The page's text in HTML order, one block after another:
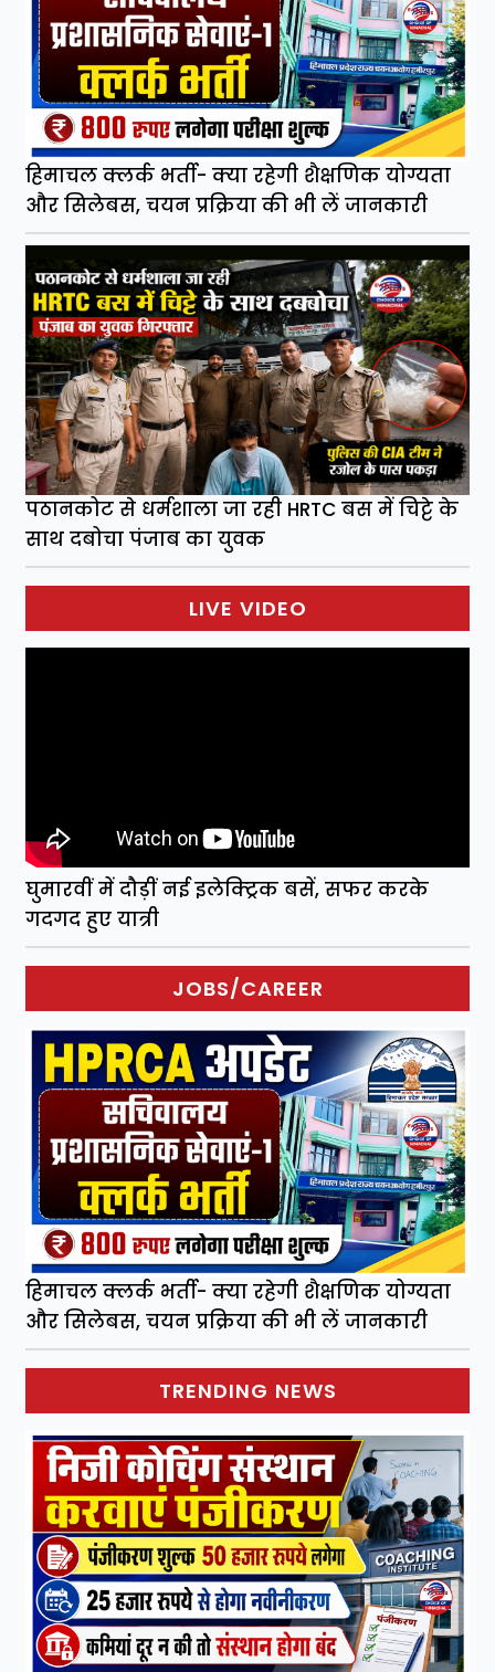
हिमाचल क्लर्क भर्ती- क्या रहेगी शैक्षणिक योग्यता
और सिलेबस, चयन प्रक्रिया की भी लें जानकारी
पठानकोट से धर्मशाला जा रही HRTC बस में चिट्टे के
साथ दबोचा पंजाब का युवक
LIVE VIDEO
घुमारवीं में दौड़ीं नई इलेक्ट्रिक बसें, सफर करके
गदगद हुए यात्री
JOBS/CAREER
हिमाचल क्लर्क भर्ती- क्या रहेगी शैक्षणिक योग्यता
और सिलेबस, चयन प्रक्रिया की भी लें जानकारी
TRENDING NEWS